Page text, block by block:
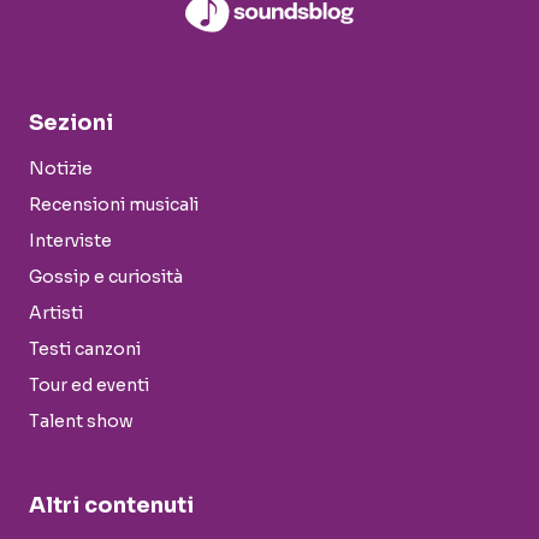
Sezioni
Notizie
Recensioni musicali
Interviste
Gossip e curiosità
Artisti
Testi canzoni
Tour ed eventi
Talent show
Altri contenuti